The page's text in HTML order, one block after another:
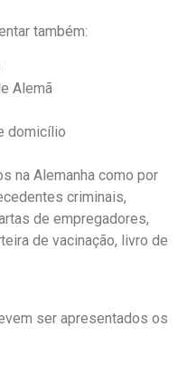
também:
Alemã
domicílio
na Alemanha como por
criminais,
de empregadores,
de vacinação, livro de
ser apresentados os